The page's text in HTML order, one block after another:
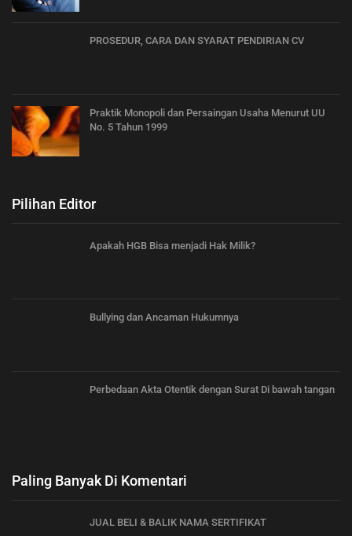
PROSEDUR, CARA DAN SYARAT PENDIRIAN CV
Praktik Monopoli dan Persaingan Usaha Menurut UU
No. 5 Tahun 1999
Pilihan Editor
Apakah HGB Bisa menjadi Hak Milik?
Bullying dan Ancaman Hukumnya
Perbedaan Akta Otentik dengan Surat Di bawah tangan
Paling Banyak Di Komentari
JUAL BELI & BALIK NAMA SERTIFIKAT